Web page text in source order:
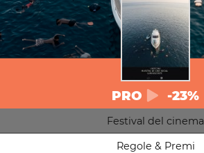
PRO -23%
Festival del cinema
Regole & Premi